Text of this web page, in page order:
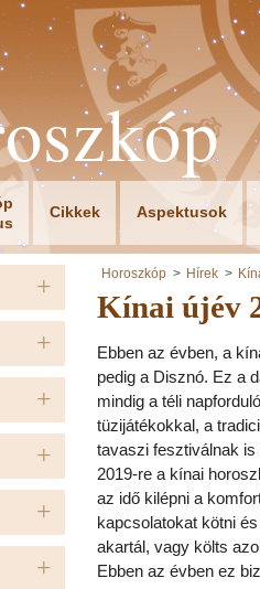
Cikkek Aspektusok
+
+
+
+
+
+
Horoszkóp Hírek
Kínai újév
Ebben az évben, a
pedig a Disznó. Ez a
mindig a téli
tüzijátékokkal, a
tavaszi fesztiválnak is
2019-re a kínai
az idő kilépni a
kapcsolatokat kötni
akartál, vagy költs
Ebben az évben ez